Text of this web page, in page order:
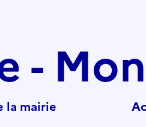
-
la mairie